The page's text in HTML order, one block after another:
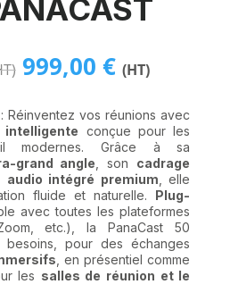
Le
prix
initial
était :
1
289,00 €.
999,00 € (HT)Le
prix
actuel
est :
999,00
: Réinventez vos réunions avec
intelligente conçue pour les
modernes. Grâce à sa
grand angle , son cadrage
audio intégré premium , elle
fluide et naturelle. Plug-
avec toutes les plateformes
etc.), la PanaCast 50
besoins, pour des échanges
, en présentiel comme
les salles de réunion et le